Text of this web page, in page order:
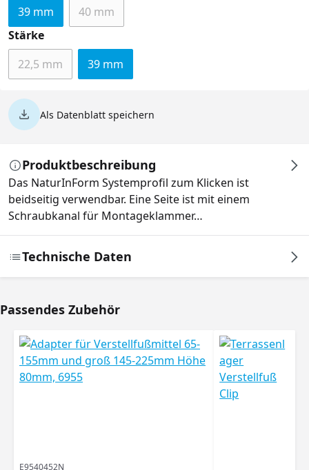
39 mm
40 mm(Diese Option ist zurzeit nicht verfügbar.)
Stärkeauswählen
22,5 mm(Diese Option ist zurzeit nicht verfügbar.)
39 mm
Als Datenblatt speichern
Produktbeschreibung
Das NaturInForm Systemprofil zum Klicken ist
beidseitig verwendbar. Eine Seite ist mit einem
Schraubkanal für Montageklammer…
Technische Daten
Passendes Zubehör
Produktgalerie überspringen
E9540452N